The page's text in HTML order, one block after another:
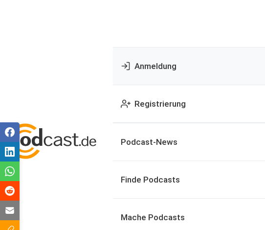
Anmeldung
Registrierung
Podcast-News
Finde Podcasts
Mache Podcasts